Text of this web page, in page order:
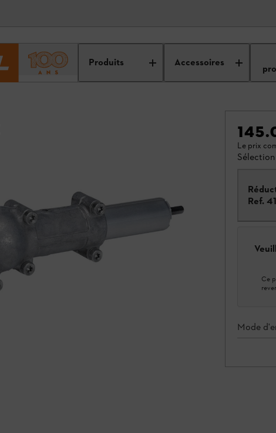
Produits Accessoires
Le prix
Sélection
Ref.
Ce
Mode